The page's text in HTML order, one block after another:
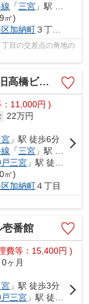
「三宮 」駅 徒歩5分
㎡)
加納町３丁目1-17
目の交差点の角地の
ビル）
11,000円 )
22万円
」駅 徒歩6分
「三宮 」駅 徒歩5分
三宮 」駅 徒歩6分
㎡)
加納町４丁目
壱番館
費等：15,400円 )
0ヶ月
」駅 徒歩3分
三宮 」駅 徒歩3分